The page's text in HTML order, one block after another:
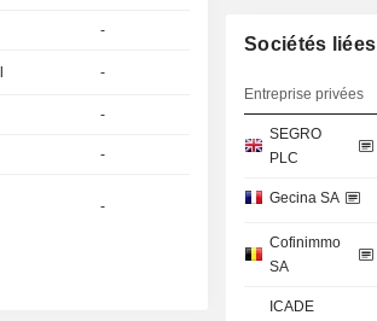
-
-
-
-
-
Sociétés liées
Entreprise privées
SEGRO
PLC
Gecina SA
Cofinimmo
SA
ICADE